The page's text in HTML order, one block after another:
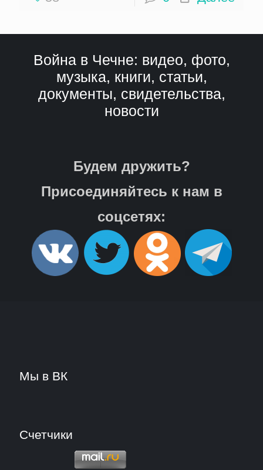
Война в Чечне: видео, фото,
музыка, книги, статьи,
документы, свидетельства,
новости
Будем дружить?
Присоединяйтесь к нам в
соцсетях:
Мы в ВК
Счетчики